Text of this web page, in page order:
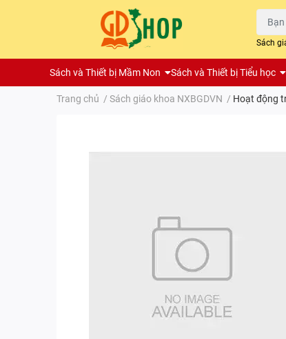
Sách
Sách và Thiết bị Mầm Non Sách và Thiết bị Tiểu học
Trang chủ / Sách giáo khoa NXBGDVN / Hoạt động